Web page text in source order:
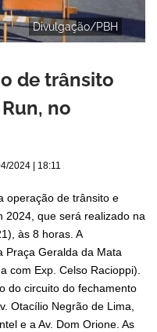
Divulgação/PBH
de trânsito
no
2024 | 18:11
operação de trânsito e
2024, que será realizado na
às 8 horas. A
Praça Geralda da Mata
com Exp. Celso Racioppi).
do circuito do fechamento
Otacílio Negrão de Lima,
e a Av. Dom Orione. As